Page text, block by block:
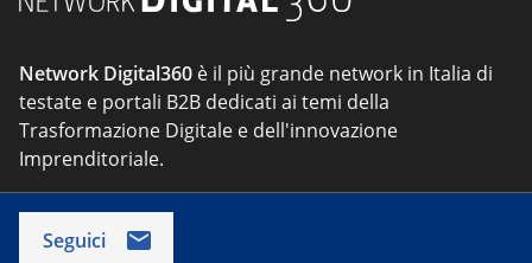
Network Digital360 è il più grande network in Italia di
testate e portali B2B dedicati ai temi della
Trasformazione Digitale e dell'innovazione
Imprenditoriale.
Seguici